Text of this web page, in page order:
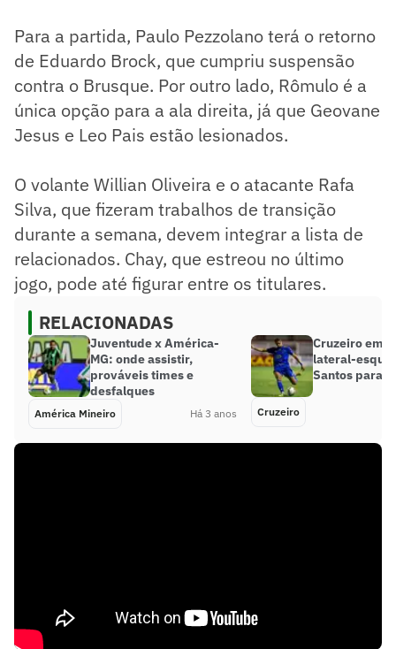
Para a partida, Paulo Pezzolano terá o retorno
de Eduardo Brock, que cumpriu suspensão
contra o Brusque. Por outro lado, Rômulo é a
única opção para a ala direita, já que Geovane
Jesus e Leo Pais estão lesionados.
O volante Willian Oliveira e o atacante Rafa
Silva, que fizeram trabalhos de transição
durante a semana, devem integrar a lista de
relacionados. Chay, que estreou no último
jogo, pode até figurar entre os titulares.
RELACIONADAS
Juventude x América-
MG: onde assistir,
prováveis times e
desfalques
América Mineiro Há 3 anos
Cruzeiro
lateral-
Santos para
Cruzeiro